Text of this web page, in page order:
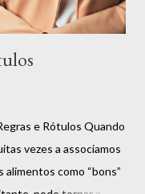
e Rótulos Quando
vezes a associamos
alimentos como “bons”